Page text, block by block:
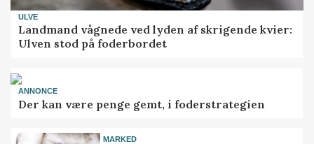
ULVE
Landmand vågnede ved lyden af skrigende kvier:
Ulven stod på foderbordet
ANNONCE
Der kan være penge gemt, i foderstrategien
MARKED